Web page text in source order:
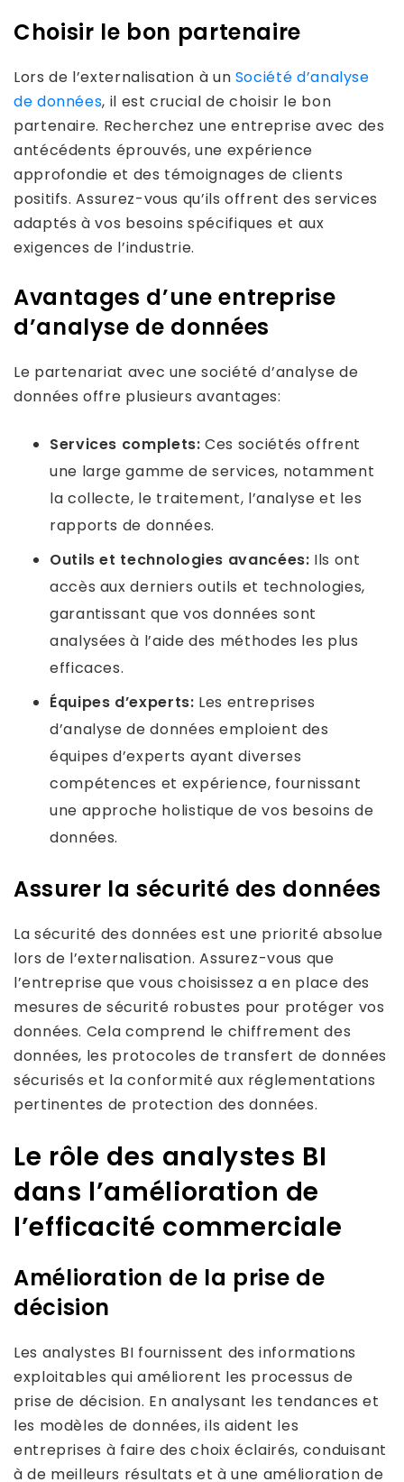
Choisir le bon partenaire
Lors de l’externalisation à un Société d’analyse
de données, il est crucial de choisir le bon
partenaire. Recherchez une entreprise avec des
antécédents éprouvés, une expérience
approfondie et des témoignages de clients
positifs. Assurez-vous qu’ils offrent des services
adaptés à vos besoins spécifiques et aux
exigences de l’industrie.
Avantages d’une entreprise
d’analyse de données
Le partenariat avec une société d’analyse de
données offre plusieurs avantages:
Services complets: Ces sociétés offrent
une large gamme de services, notamment
la collecte, le traitement, l’analyse et les
rapports de données.
Outils et technologies avancées: Ils ont
accès aux derniers outils et technologies,
garantissant que vos données sont
analysées à l’aide des méthodes les plus
efficaces.
Équipes d’experts: Les entreprises
d’analyse de données emploient des
équipes d’experts ayant diverses
compétences et expérience, fournissant
une approche holistique de vos besoins de
données.
Assurer la sécurité des données
La sécurité des données est une priorité absolue
lors de l’externalisation. Assurez-vous que
l’entreprise que vous choisissez a en place des
mesures de sécurité robustes pour protéger vos
données. Cela comprend le chiffrement des
données, les protocoles de transfert de données
sécurisés et la conformité aux réglementations
pertinentes de protection des données.
Le rôle des analystes BI
dans l’amélioration de
l’efficacité commerciale
Amélioration de la prise de
décision
Les analystes BI fournissent des informations
exploitables qui améliorent les processus de
prise de décision. En analysant les tendances et
les modèles de données, ils aident les
entreprises à faire des choix éclairés, conduisant
à de meilleurs résultats et à une amélioration de